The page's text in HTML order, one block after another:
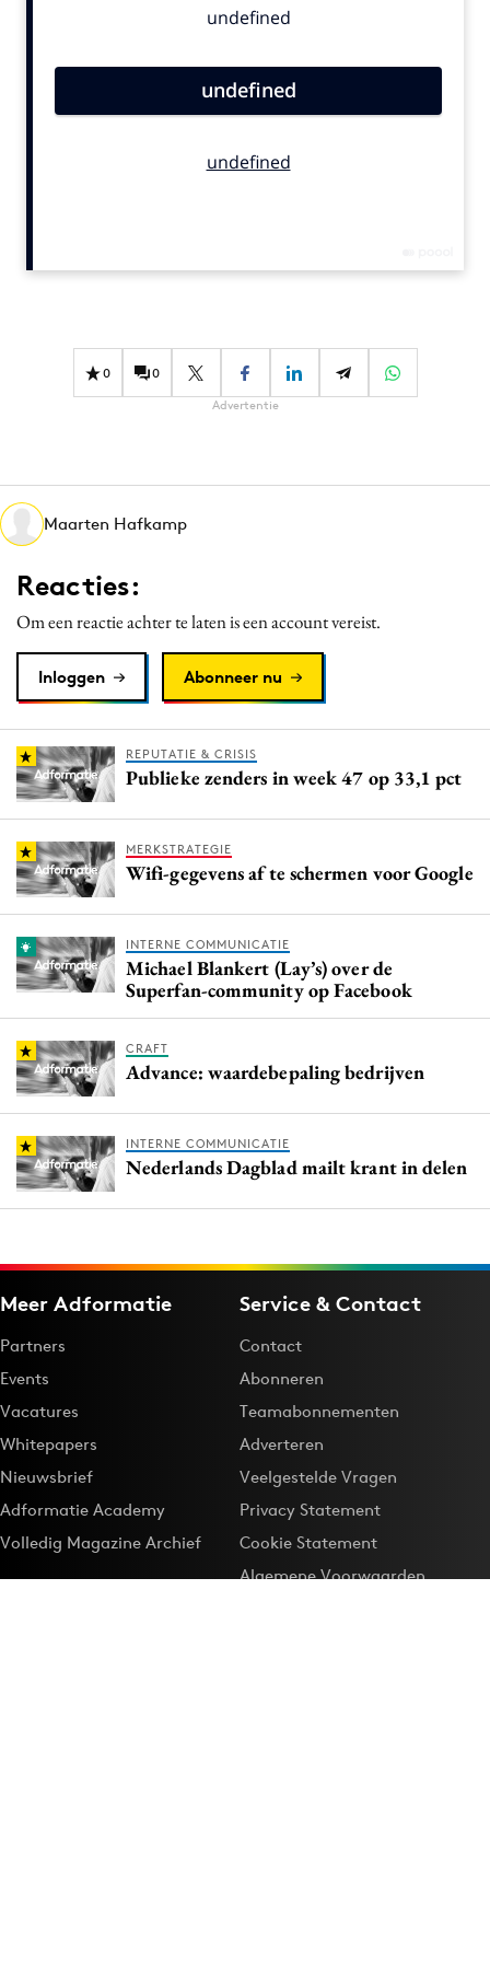
Contentmarketing
Effectiviteit
Gedragsverandering
Martech
Media
Merkstrategie
PR
Programmatic
Reputatie & crisis
0 0
Advertentie
Maarten Hafkamp
Reacties:
Om een reactie achter te laten is een account vereist.
Inloggen Abonneer nu
REPUTATIE & CRISIS
Publieke zenders in week 47 op 33,1 pct
MERKSTRATEGIE
Wifi-gegevens af te schermen voor Google
INTERNE COMMUNICATIE
Michael Blankert (Lay’s) over de
Superfan-community op Facebook
CRAFT
Advance: waardebepaling bedrijven
INTERNE COMMUNICATIE
Nederlands Dagblad mailt krant in delen
Meer Adformatie
Partners
Events
Vacatures
Whitepapers
Nieuwsbrief
Adformatie Academy
Volledig Magazine Archief
Service & Contact
Contact
Abonneren
Teamabonnementen
Adverteren
Veelgestelde Vragen
Privacy Statement
Cookie Statement
Algemene Voorwaarden